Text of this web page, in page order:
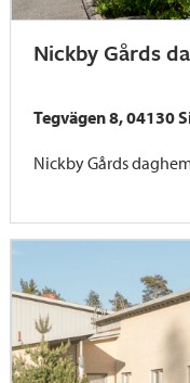
Nickby Gårds
Tegvägen 8, 04130
Nickby Gårds